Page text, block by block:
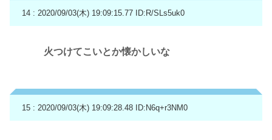
14 : 2020/09/03(木) 19:09:15.77 ID:R/SLs5uk0
火つけてこいとか懐かしいな
15 : 2020/09/03(木) 19:09:28.48 ID:N6q+r3NM0